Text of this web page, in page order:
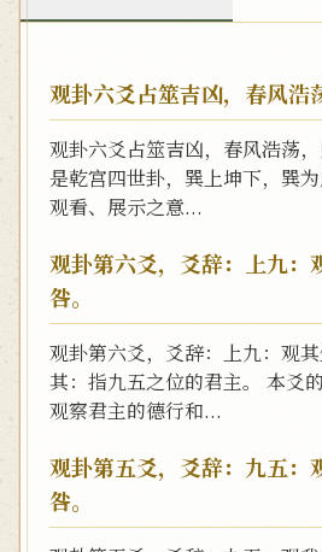
观卦六爻占筮吉凶，春风浩
观卦六爻占筮吉凶，春风浩荡
是乾宫四世卦，巽上坤下，巽
观看、展示之意...
观卦第六爻，爻辞：上九：
咎。
观卦第六爻，爻辞：上九：观其
其：指九五之位的君主。 本爻
观察君主的德行和...
观卦第五爻，爻辞：九五：
咎。